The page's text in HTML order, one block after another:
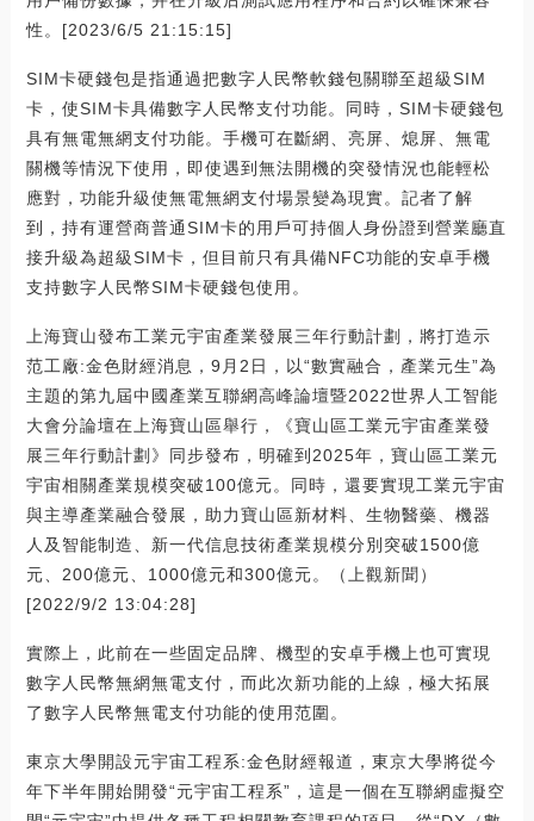
性。[2023/6/5 21:15:15]
SIM卡硬錢包是指通過把數字人民幣軟錢包關聯至超級SIM
卡，使SIM卡具備數字人民幣支付功能。同時，SIM卡硬錢包
具有無電無網支付功能。手機可在斷網、亮屏、熄屏、無電
關機等情況下使用，即使遇到無法開機的突發情況也能輕松
應對，功能升級使無電無網支付場景變為現實。記者了解
到，持有運營商普通SIM卡的用戶可持個人身份證到營業廳直
接升級為超級SIM卡，但目前只有具備NFC功能的安卓手機
支持數字人民幣SIM卡硬錢包使用。
上海寶山發布工業元宇宙產業發展三年行動計劃，將打造示
范工廠:金色財經消息，9月2日，以“數實融合，產業元生”為
主題的第九屆中國產業互聯網高峰論壇暨2022世界人工智能
大會分論壇在上海寶山區舉行，《寶山區工業元宇宙產業發
展三年行動計劃》同步發布，明確到2025年，寶山區工業元
宇宙相關產業規模突破100億元。同時，還要實現工業元宇宙
與主導產業融合發展，助力寶山區新材料、生物醫藥、機器
人及智能制造、新一代信息技術產業規模分別突破1500億
元、200億元、1000億元和300億元。（上觀新聞）
[2022/9/2 13:04:28]
實際上，此前在一些固定品牌、機型的安卓手機上也可實現
數字人民幣無網無電支付，而此次新功能的上線，極大拓展
了數字人民幣無電支付功能的使用范圍。
東京大學開設元宇宙工程系:金色財經報道，東京大學將從今
年下半年開始開發“元宇宙工程系”，這是一個在互聯網虛擬空